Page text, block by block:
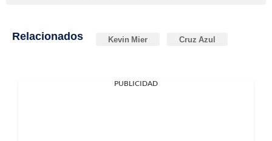
Relacionados Kevin Mier Cruz Azul
PUBLICIDAD